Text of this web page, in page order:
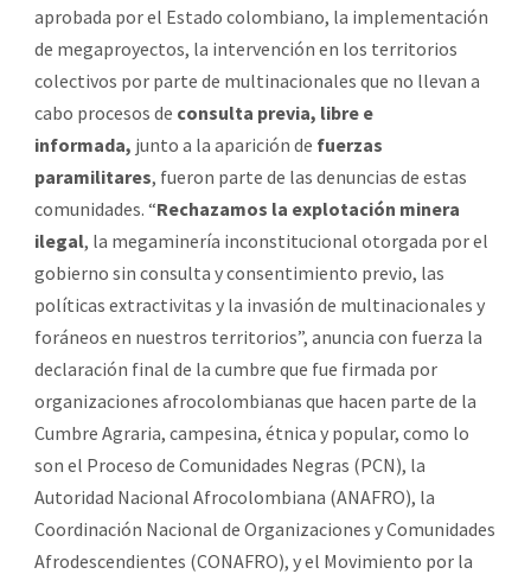
aprobada por el Estado colombiano, la implementación
de megaproyectos, la intervención en los territorios
colectivos por parte de multinacionales que no llevan a
cabo procesos de consulta previa, libre e
informada, junto a la aparición de fuerzas
paramilitares, fueron parte de las denuncias de estas
comunidades. “Rechazamos la explotación minera
ilegal, la megaminería inconstitucional otorgada por el
gobierno sin consulta y consentimiento previo, las
políticas extractivitas y la invasión de multinacionales y
foráneos en nuestros territorios”, anuncia con fuerza la
declaración final de la cumbre que fue firmada por
organizaciones afrocolombianas que hacen parte de la
Cumbre Agraria, campesina, étnica y popular, como lo
son el Proceso de Comunidades Negras (PCN), la
Autoridad Nacional Afrocolombiana (ANAFRO), la
Coordinación Nacional de Organizaciones y Comunidades
Afrodescendientes (CONAFRO), y el Movimiento por la